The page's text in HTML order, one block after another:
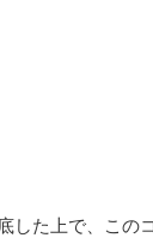
た上で、この